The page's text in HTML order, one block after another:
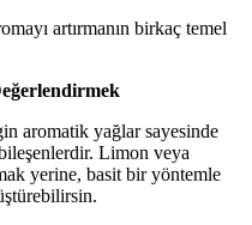
artırmanın birkaç temel
aromatik yağlar sayesinde
Limon veya
yerine, basit bir yöntemle